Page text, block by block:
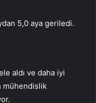
5,0 aya geriledi.
aldı ve daha iyi
mühendislik